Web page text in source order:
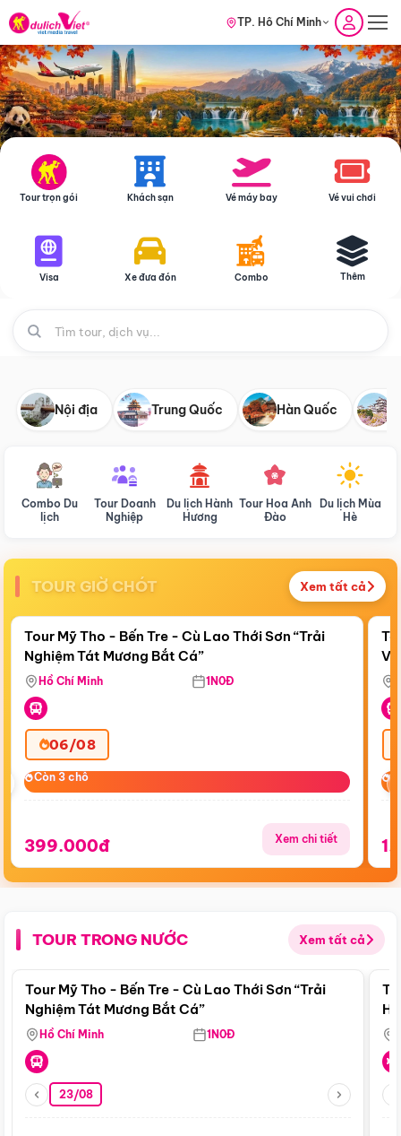
TP. Hồ Chí Minh
Tour trọn gói Khách sạn Vé máy bay Vé vui chơi
Visa Xe đưa đón Combo Thêm
Nội địa Trung Quốc Hàn Quốc
Combo Du
lịch
Tour Doanh
Nghiệp
Du lịch Hành
Hương
Tour Hoa Anh
Đào
Du lịch Mùa
Hè
TOUR GIỜ CHÓT Xem tất cả
Còn01:48:52
Điểm nổi bật
Tour Mỹ Tho - Bến Tre - Cù Lao Thới Sơn “Trải
Nghiệm Tát Mương Bắt Cá”
Hồ Chí Minh 1N0Đ
06/08
Còn 3 chỗ
Còn 3 chỗ
399.000đ Xem chi tiết
TOUR TRONG NƯỚC Xem tất cả
Điểm nổi bật
Tour Mỹ Tho - Bến Tre - Cù Lao Thới Sơn “Trải
Nghiệm Tát Mương Bắt Cá”
Hồ Chí Minh 1N0Đ
23/08